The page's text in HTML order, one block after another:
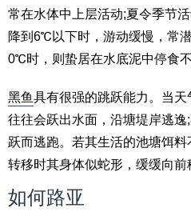
常在水体中上层活动;夏令季节
降到6℃以下时，游动缓慢，常
0℃时，则蛰居在水底泥中停食不
黑鱼具有很强的跳跃能力。当
往往会跃出水面，沿塘堤岸逃
跃而逃跑。若其生活的池塘饵料
转移时其身体似蛇形，缓缓向前
如何路亚